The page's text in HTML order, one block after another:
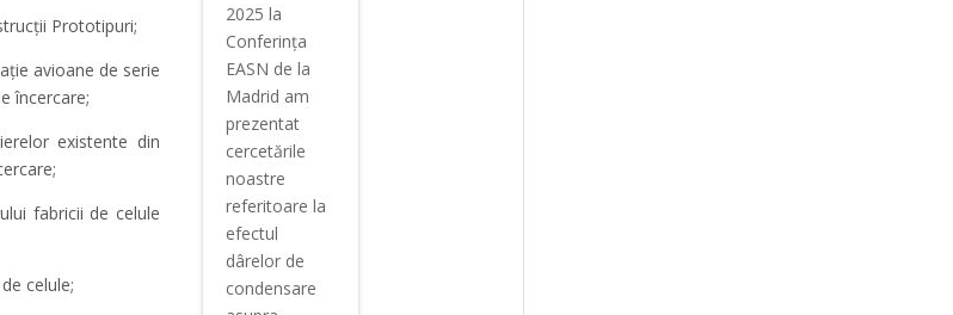
Prototipuri;
avioane de serie
încercare;
existente din
fabricii de celule
celule;
2025 la
Conferința
EASN de la
Madrid am
prezentat
cercetările
noastre
referitoare la
efectul
dârelor de
condensare